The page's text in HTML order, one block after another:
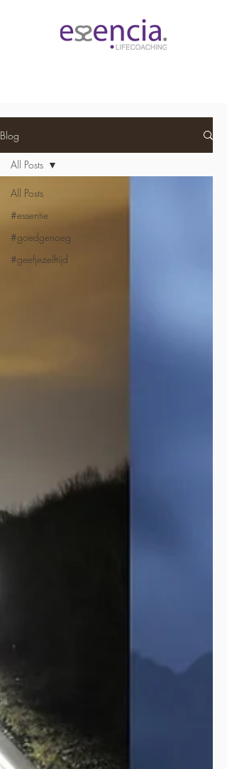
Blog
All Posts
#essentie
#goedgenoeg
#geefjezelftijd
All Posts